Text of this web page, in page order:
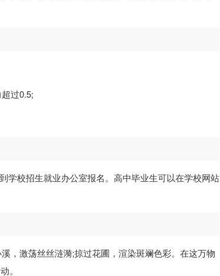
过0.5;
学校招生就业办公室报名。高中毕业生可以在学校网站
，激荡丝丝涟漪;掠过花圃，渲染斑斓色彩。在这万物
。